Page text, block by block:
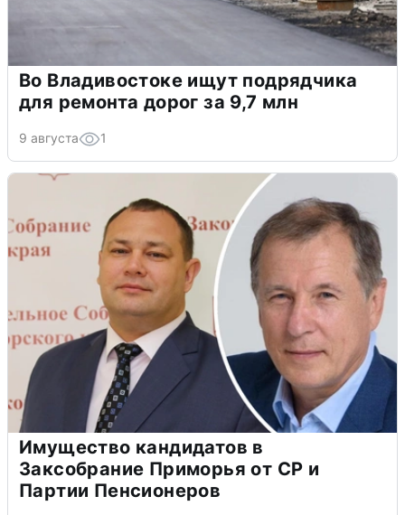
Во Владивостоке ищут подрядчика
для ремонта дорог за 9,7 млн
9 августа 1
Имущество кандидатов в
Заксобрание Приморья от СР и
Партии Пенсионеров